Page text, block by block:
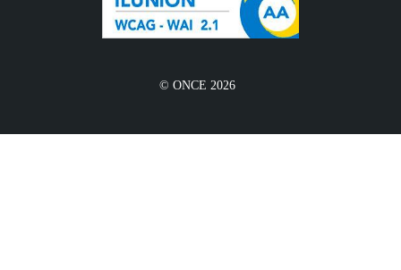
© ONCE 2026